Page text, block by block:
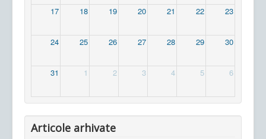
17 18 19 20 21 22 23
24 25 26 27 28 29 30
31 1 2 3 4 5 6
Articole arhivate